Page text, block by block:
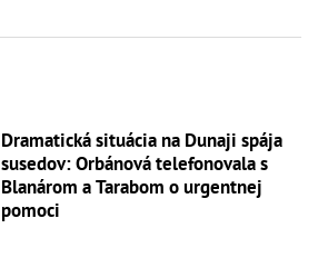
Dramatická situácia na Dunaji spája
susedov: Orbánová telefonovala s
Blanárom a Tarabom o urgentnej
pomoci